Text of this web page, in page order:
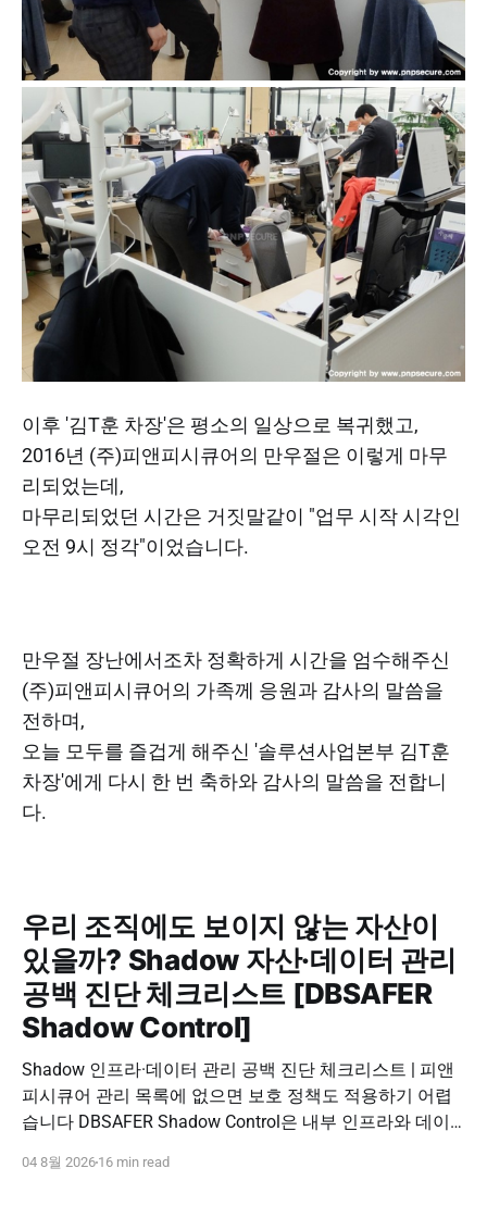
이후 '김T훈 차장'은 평소의 일상으로 복귀했고,
2016년 (주)피앤피시큐어의 만우절은 이렇게 마무
리되었는데,
마무리되었던 시간은 거짓말같이 "업무 시작 시각인
오전 9시 정각"이었습니다.
만우절 장난에서조차 정확하게 시간을 엄수해주신
(주)피앤피시큐어의 가족께 응원과 감사의 말씀을
전하며,
오늘 모두를 즐겁게 해주신 '솔루션사업본부 김T훈
차장'에게 다시 한 번 축하와 감사의 말씀을 전합니
다.
우리 조직에도 보이지 않는 자산이
있을까? Shadow 자산·데이터 관리
공백 진단 체크리스트 [DBSAFER
Shadow Control]
Shadow 인프라·데이터 관리 공백 진단 체크리스트 | 피앤
피시큐어 관리 목록에 없으면 보호 정책도 적용하기 어렵
습니다 DBSAFER Shadow Control은 내부 인프라와 데이
나의 보안 운영 흐름으로 제공합니다. DBSAFER Shadow
04 8월 2026 16 min read